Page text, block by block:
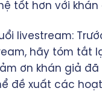
tốt hơn với khán
livestream:
hãy tóm tắt
ơn khán giả đã
đề xuất các